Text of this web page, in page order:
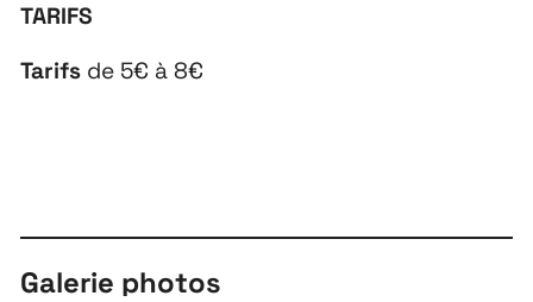
TARIFS
Tarifs de 5€ à 8€
Galerie photos